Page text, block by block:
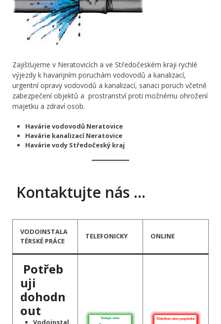
Zajišťujeme v Neratovicích a ve Středočeském kraji rychlé
výjezdy k havarijním poruchám vodovodů a kanalizací,
urgentní opravy vodovodů a kanalizací, sanaci poruch včetně
zabezpečení objektů a prostranství proti možnému ohrožení
majetku a zdraví osob.
Havárie vodovodů Neratovice
Havárie kanalizací Neratovice
Havárie vody Středočeský kraj
Kontaktujte nás …
VODOINSTALA
TÉRSKÉ PRÁCE
TELEFONICKY ONLINE
Potřeb
uji
dohodn
out